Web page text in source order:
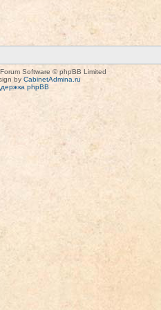
Software © phpBB Limited
by CabinetAdmina.ru
phpBB